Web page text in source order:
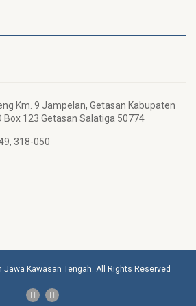
Km. 9 Jampelan, Getasan Kabupaten
Box 123 Getasan Salatiga 50774
318-050
Jawa Kawasan Tengah. All Rights Reserved